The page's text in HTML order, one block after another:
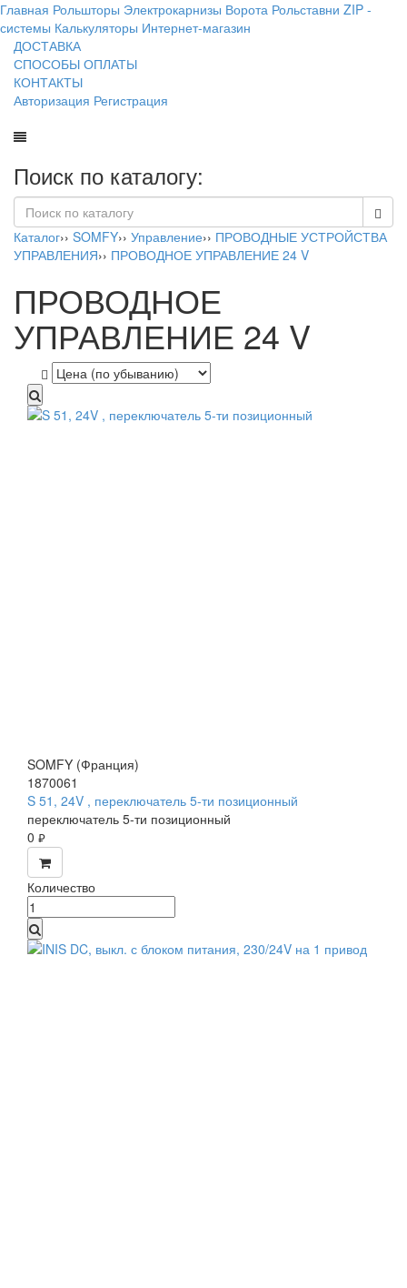
Главная Рольшторы Электрокарнизы Ворота Рольставни ZIP -
системы Калькуляторы Интернет-магазин
ДОСТАВКА
СПОСОБЫ ОПЛАТЫ
КОНТАКТЫ
Авторизация Регистрация
Поиск по каталогу:
Каталог›› SOMFY›› Управление›› ПРОВОДНЫЕ УСТРОЙСТВА
УПРАВЛЕНИЯ›› ПРОВОДНОЕ УПРАВЛЕНИЕ 24 V
ПРОВОДНОЕ
УПРАВЛЕНИЕ 24 V
SOMFY (Франция)
1870061
S 51, 24V , переключатель 5-ти позиционный
переключатель 5-ти позиционный
0 руб.
Количество